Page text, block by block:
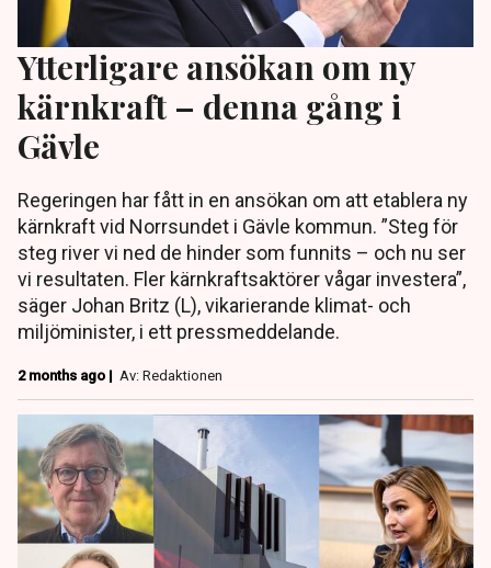
Ytterligare ansökan om ny
kärnkraft – denna gång i
Gävle
Regeringen har fått in en ansökan om att etablera ny
kärnkraft vid Norrsundet i Gävle kommun. ”Steg för
steg river vi ned de hinder som funnits – och nu ser
vi resultaten. Fler kärnkraftsaktörer vågar investera”,
säger Johan Britz (L), vikarierande klimat- och
miljöminister, i ett pressmeddelande.
2 months ago | Av: Redaktionen